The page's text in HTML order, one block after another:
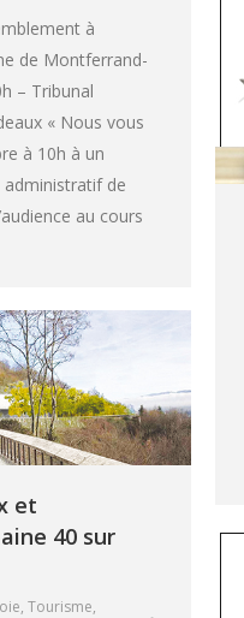
à
de Montferrand-
– Tribunal
« Nous vous
à 10h à un
de
au cours
et
40 sur
, Tourisme,